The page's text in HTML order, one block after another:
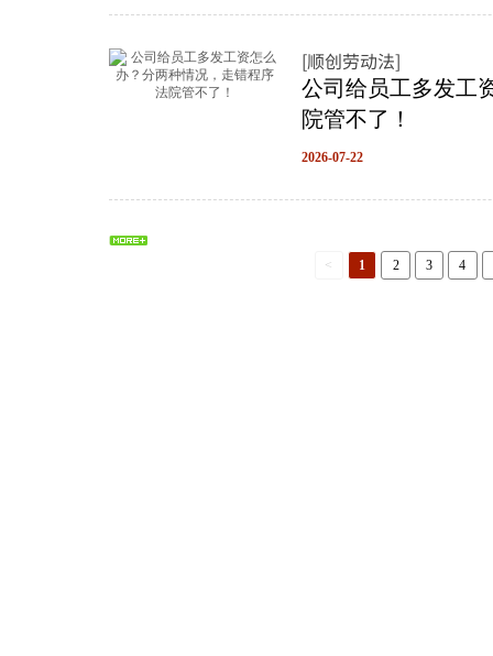
[顺创劳动法]
公司给员工多发工
院管不了！
2026-07-22
< 1 2 3 4